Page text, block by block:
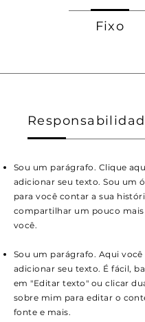
Fixo
Sou um parágrafo. Clique
adicionar seu texto. Sou um
para você contar a sua
compartilhar um pouco mais
você.
Sou um parágrafo. Aqui você
adicionar seu texto. É fácil,
em "Editar texto" ou clicar
sobre mim para editar o
fonte e mais.